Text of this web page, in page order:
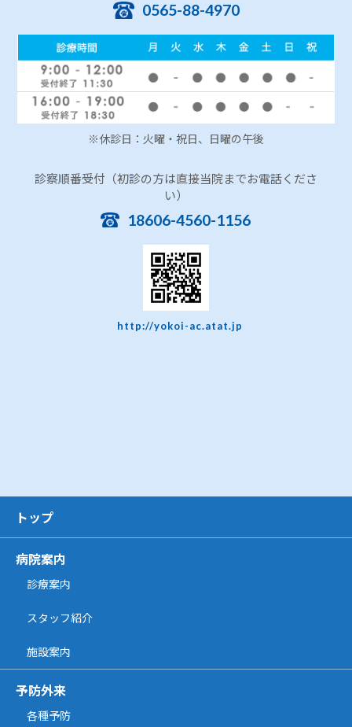
0565-88-4970
※休診日：火曜・祝日、日曜の午後
診察順番受付（初診の方は直接当院までお電話くださ
い）
18606-4560-1156
http://yokoi-ac.atat.jp
トップ
病院案内
診療案内
スタッフ紹介
施設案内
予防外来
各種予防